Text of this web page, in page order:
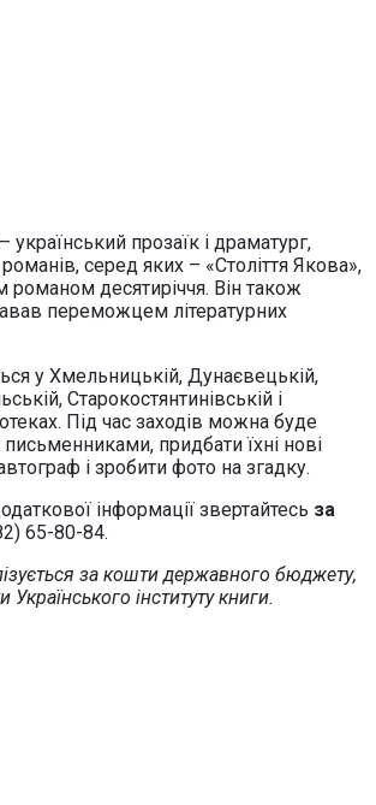
– український прозаїк і драматург,
серед яких – «Століття Якова»,
десятиріччя. Він також
переможцем літературних
у Хмельницькій, Дунаєвецькій,
Старокостянтинівській і
Під час заходів можна буде
письменниками, придбати їхні нові
і зробити фото на згадку.
інформації звертайтесь за
65-80-84.
за кошти державного бюджету,
Українського інституту книги.